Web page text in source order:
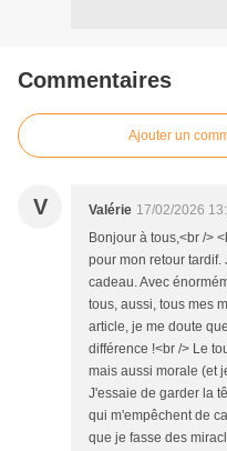
Commentaires
Ajouter un
V Valérie 17/02/2026
Bonjour à tous,<br />
pour mon retour tardif.
cadeau. Avec
tous, aussi, tous mes
article, je me doute
différence !<br /> Le
mais aussi morale (et
J'essaie de garder la
qui m'empêchent de
que je fasse des